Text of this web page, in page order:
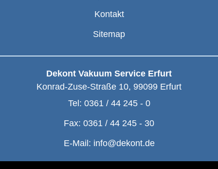
Kontakt
Sitemap
Dekont Vakuum Service Erfurt
Konrad-Zuse-Straße 10, 99099 Erfurt
Tel: 0361 / 44 245 - 0
Fax: 0361 / 44 245 - 30
E-Mail: info@dekont.de